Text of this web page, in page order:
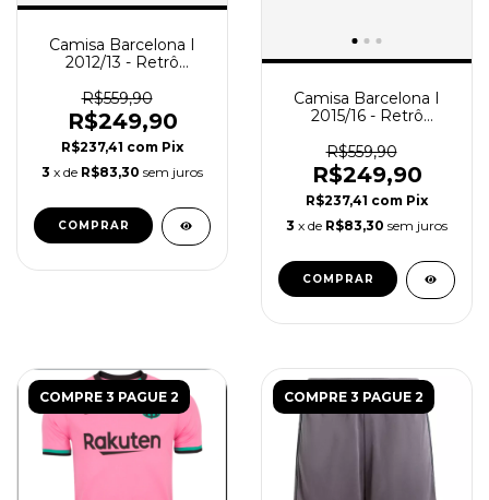
Camisa Barcelona I
2012/13 - Retrô
Grená Degradê
R$559,90
R$249,90
R$237,41 com Pix
3 x de R$83,30 sem juros
COMPRAR
Camisa Barcelona I
2015/16 - Retrô
Grená
R$559,90
R$249,90
R$237,41 com Pix
3 x de R$83,30 sem juros
COMPRAR
COMPRE 3 PAGUE 2 COMPRE 3 PAGUE 2